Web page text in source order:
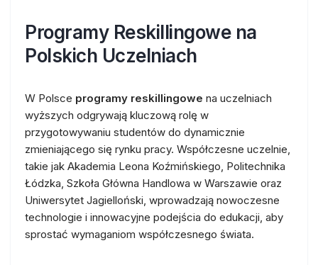
Programy Reskillingowe na
Polskich Uczelniach
W Polsce programy reskillingowe na uczelniach
wyższych odgrywają kluczową rolę w
przygotowywaniu studentów do dynamicznie
zmieniającego się rynku pracy. Współczesne uczelnie,
takie jak Akademia Leona Koźmińskiego, Politechnika
Łódzka, Szkoła Główna Handlowa w Warszawie oraz
Uniwersytet Jagielloński, wprowadzają nowoczesne
technologie i innowacyjne podejścia do edukacji, aby
sprostać wymaganiom współczesnego świata.